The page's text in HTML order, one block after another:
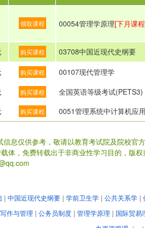
领取课程 00054管理学原理[下月课
购买课程 03708中国近现代史纲要
购买课程 00107现代管理学
购买课程 全国英语等级考试(PETS3)
购买课程 0051管理系统中计算机应用
息仅供参考，敬请以教育考试院及院校官
体，免费转载出于非商业性学习目的，版
| 中国近现代史纲要 | 学前卫生学 | 公共关系学 |
作与管理 | 公务员制度 | 管理学原理 | 国际贸易